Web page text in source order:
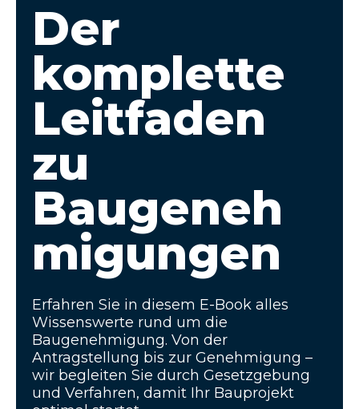
Der
komplette
Leitfaden
zu
Baugeneh
migungen
Erfahren Sie in diesem E-Book alles
Wissenswerte rund um die
Baugenehmigung. Von der
Antragstellung bis zur Genehmigung –
wir begleiten Sie durch Gesetzgebung
und Verfahren, damit Ihr Bauprojekt